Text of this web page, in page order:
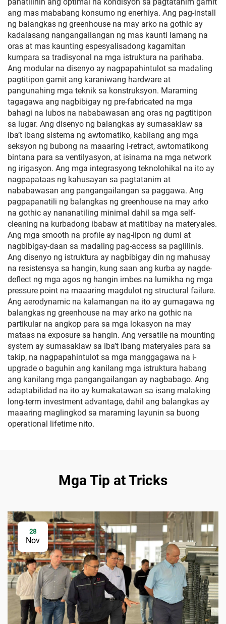
ang mas mababang konsumo ng enerhiya. Ang pag-install
ng balangkas ng greenhouse na may arko na gothic ay
kadalasang nangangailangan ng mas kaunti lamang na
oras at mas kaunting espesyalisadong kagamitan
kumpara sa tradisyonal na mga istruktura na parihaba.
Ang modular na disenyo ay nagpapahintulot sa madaling
pagtitipon gamit ang karaniwang hardware at
pangunahing mga teknik sa konstruksyon. Maraming
tagagawa ang nagbibigay ng pre-fabricated na mga
bahagi na lubos na nababawasan ang oras ng pagtitipon
sa lugar. Ang disenyo ng balangkas ay sumasaklaw sa
iba’t ibang sistema ng awtomatiko, kabilang ang mga
seksyon ng bubong na maaaring i-retract, awtomatikong
bintana para sa ventilyasyon, at isinama na mga network
ng irigasyon. Ang mga integrasyong teknolohikal na ito ay
nagpapataas ng kahusayan sa pagtatanim at
nababawasan ang pangangailangan sa paggawa. Ang
pagpapanatili ng balangkas ng greenhouse na may arko
na gothic ay nananatiling minimal dahil sa mga self-
cleaning na kurbadong ibabaw at matitibay na materyales.
Ang mga smooth na profile ay nag-iipon ng dumi at
nagbibigay-daan sa madaling pag-access sa paglilinis.
Ang disenyo ng istruktura ay nagbibigay din ng mahusay
na resistensya sa hangin, kung saan ang kurba ay nagde-
deflect ng mga agos ng hangin imbes na lumikha ng mga
pressure point na maaaring magdulot ng structural failure.
Ang aerodynamic na kalamangan na ito ay gumagawa ng
balangkas ng greenhouse na may arko na gothic na
partikular na angkop para sa mga lokasyon na may
mataas na exposure sa hangin. Ang versatile na mounting
system ay sumasaklaw sa iba’t ibang materyales para sa
takip, na nagpapahintulot sa mga manggagawa na i-
upgrade o baguhin ang kanilang mga istruktura habang
ang kanilang mga pangangailangan ay nagbabago. Ang
adaptabilidad na ito ay kumakatawan sa isang malaking
long-term investment advantage, dahil ang balangkas ay
maaaring maglingkod sa maraming layunin sa buong
operational lifetime nito.
Mga Tip at Tricks
28
Nov